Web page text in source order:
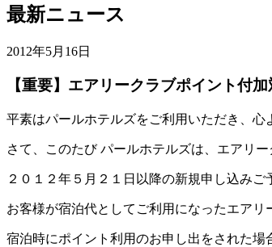
最新ニュース
2012年5月16日
【重要】エアリークラブポイント付
平素はパールホテルズをご利用いただき、心
さて、このたび パールホテルズは、エアリ
２０１２年５月２１日以降の新規申し込みご
お客様が宿泊代としてご利用になったエアリ
宿泊時にポイント利用のお申し出をされた場